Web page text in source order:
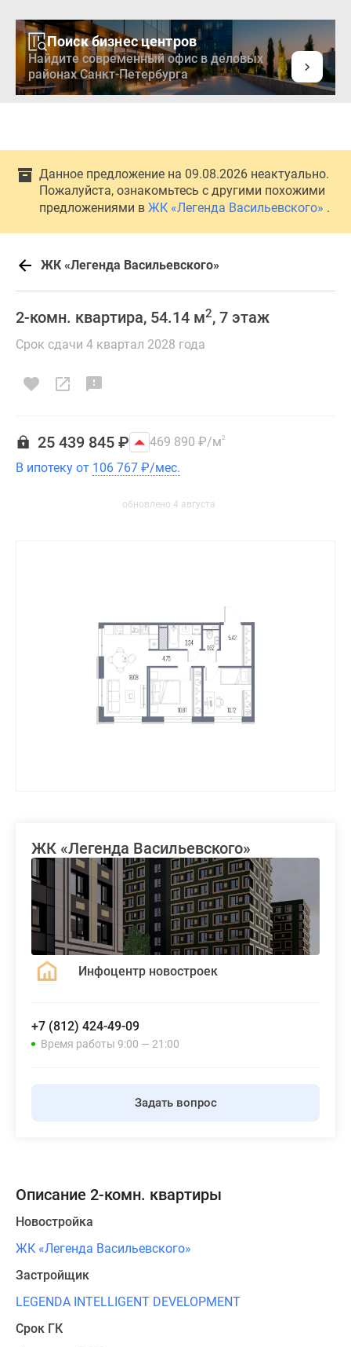
Поиск бизнес центров
Найдите современный офис в деловых
районах Санкт-Петербурга
Данное предложение на 09.08.2026 неактуально.
Пожалуйста, ознакомьтесь с другими похожими
предложениями в ЖК «Легенда Васильевского» .
ЖК «Легенда Васильевского»
2-комн. квартира, 54.14 м2, 7 этаж
Срок сдачи 4 квартал 2028 года
25 439 845 ₽ 469 890 ₽/м2
В ипотеку от 106 767 ₽/мес.
обновлено 4 августа
ЖК «Легенда Васильевского»
Инфоцентр новостроек
+7 (812) 424-49-09
Время работы 9:00 — 21:00
Задать вопрос
Описание 2-комн. квартиры
Новостройка
ЖК «Легенда Васильевского»
Застройщик
LEGENDA INTELLIGENT DEVELOPMENT
Срок ГК